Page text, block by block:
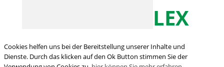
LEX
Cookies helfen uns bei der Bereitstellung unserer Inhalte und
Dienste. Durch das klicken auf den Ok Button stimmen Sie der